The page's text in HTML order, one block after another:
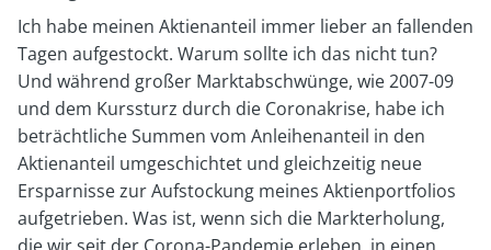
Ich habe meinen Aktienanteil immer lieber an fallenden
Tagen aufgestockt. Warum sollte ich das nicht tun?
Und während großer Marktabschwünge, wie 2007-09
und dem Kurssturz durch die Coronakrise, habe ich
beträchtliche Summen vom Anleihenanteil in den
Aktienanteil umgeschichtet und gleichzeitig neue
Ersparnisse zur Aufstockung meines Aktienportfolios
aufgetrieben. Was ist, wenn sich die Markterholung,